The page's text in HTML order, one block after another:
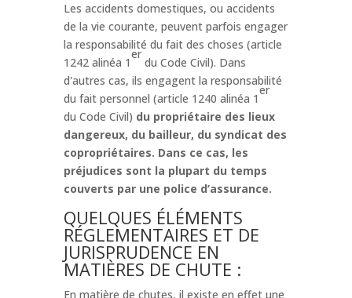
Les accidents domestiques, ou accidents
de la vie courante, peuvent parfois engager
la responsabilité du fait des choses (article
1242 alinéa 1
er
du Code Civil). Dans
d'autres cas, ils engagent la responsabilité
du fait personnel (article 1240 alinéa 1
er
du Code Civil) du propriétaire des lieux
dangereux, du bailleur, du syndicat des
copropriétaires. Dans ce cas, les
préjudices sont la plupart du temps
couverts par une police d’assurance.
QUELQUES ÉLÉMENTS
RÉGLEMENTAIRES ET DE
JURISPRUDENCE EN
MATIÈRES DE CHUTE :
En matière de chutes, il existe en effet une